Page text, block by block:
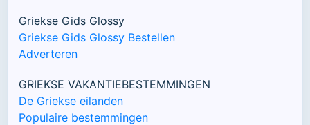
Griekse Gids Glossy
Griekse Gids Glossy Bestellen
Adverteren
GRIEKSE VAKANTIEBESTEMMINGEN
De Griekse eilanden
Populaire bestemmingen